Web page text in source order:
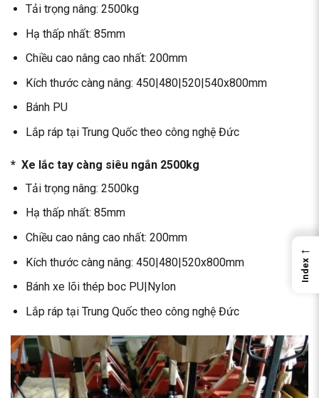
Tải trọng nâng: 2500kg
Hạ thấp nhất: 85mm
Chiều cao nâng cao nhất: 200mm
Kích thước càng nâng: 450|480|520|540x800mm
Bánh PU
Lắp ráp tại Trung Quốc theo công nghệ Đức
* Xe lắc tay càng siêu ngắn 2500kg
Tải trọng nâng: 2500kg
Hạ thấp nhất: 85mm
Chiều cao nâng cao nhất: 200mm
Kích thước càng nâng: 450|480|520x800mm
Bánh xe lõi thép boc PU|Nylon
Lắp ráp tại Trung Quốc theo công nghệ Đức
←
Index